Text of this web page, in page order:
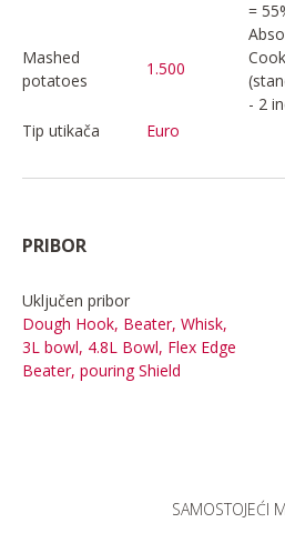
=
Mashed
potatoes
1.500
- 2
Tip utikača Euro
PRIBOR
Uključen pribor
Dough Hook, Beater, Whisk,
3L bowl, 4.8L Bowl, Flex Edge
Beater, pouring Shield
SAMOSTOJEĆI